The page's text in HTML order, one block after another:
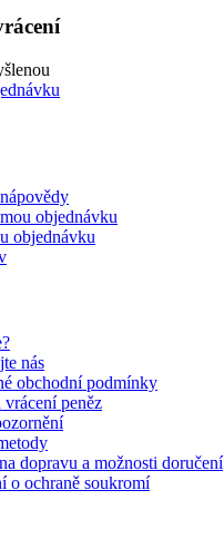
objednávku
objednávku
nás
obchodní podmínky
vrácení peněz
dopravu a možnosti doručení
o ochraně soukromí